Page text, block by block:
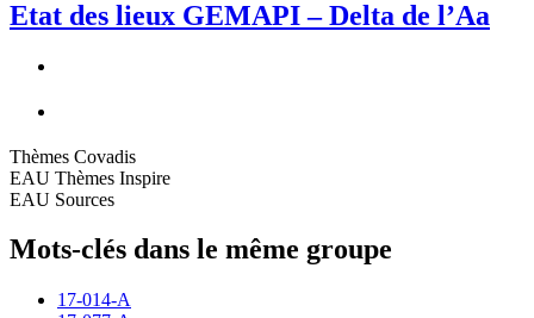
Etat des lieux GEMAPI – Delta de l’Aa
Thèmes Covadis
EAU Thèmes Inspire
EAU Sources
Mots-clés dans le même groupe
17-014-A